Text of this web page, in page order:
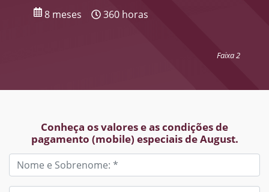
8 meses 360 horas
Faixa 2
Conheça os valores e as condições de
pagamento (mobile) especiais de August.